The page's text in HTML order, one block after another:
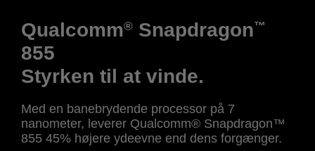
Qualcomm® Snapdragon™
855
Styrken til at vinde.
Med en banebrydende processor på 7
nanometer, leverer Qualcomm® Snapdragon™
855 45% højere ydeevne end dens forgænger.